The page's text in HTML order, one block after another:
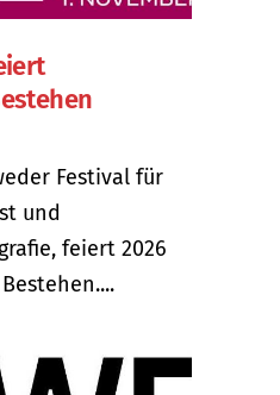
Festival für
und
feiert 2026